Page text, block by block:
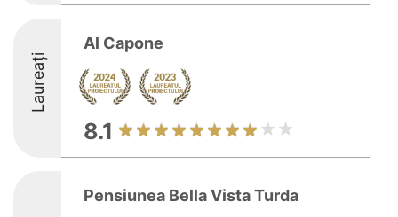
Laureați
Al Capone
8.1
Pensiunea Bella Vista Turda